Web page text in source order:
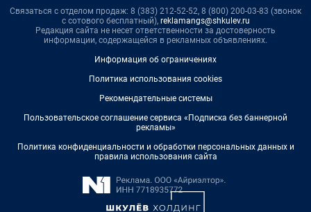
Связаться с отделом продаж: 8 (383) 212-52-52, 8 (800) 200-03-83 (звонок
с сотового бесплатный), reklamangs@shkulev.ru
Редакция сайта не несет ответственности за достоверность
информации, содержащейся в рекламных объявлениях.
Информация об ограничениях
Политика использования cookies
Рекомендательные системы
Пользовательское соглашение сервиса «Подписка без баннерной
рекламы»
Политика конфиденциальности и обработки персональных данных и
правила использования сайта